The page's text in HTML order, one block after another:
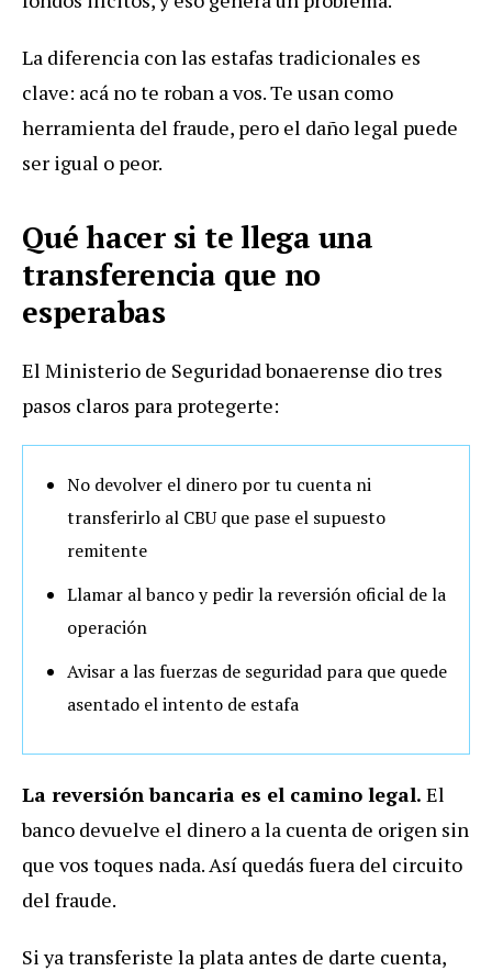
La diferencia con las estafas tradicionales es
clave: acá no te roban a vos. Te usan como
herramienta del fraude, pero el daño legal puede
ser igual o peor.
Qué hacer si te llega una
transferencia que no
esperabas
El Ministerio de Seguridad bonaerense dio tres
pasos claros para protegerte:
No devolver el dinero por tu cuenta ni
transferirlo al CBU que pase el supuesto
remitente
Llamar al banco y pedir la reversión oficial de la
operación
Avisar a las fuerzas de seguridad para que quede
asentado el intento de estafa
La reversión bancaria es el camino legal. El
banco devuelve el dinero a la cuenta de origen sin
que vos toques nada. Así quedás fuera del circuito
del fraude.
Si ya transferiste la plata antes de darte cuenta,